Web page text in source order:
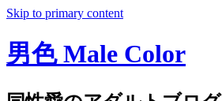
Skip to primary content
男色 Male Color